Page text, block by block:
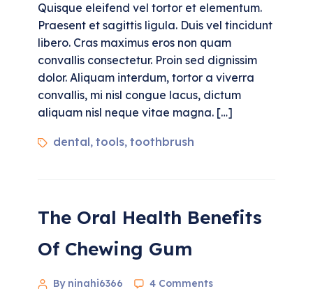
Quisque eleifend vel tortor et elementum.
Praesent et sagittis ligula. Duis vel tincidunt
libero. Cras maximus eros non quam
convallis consectetur. Proin sed dignissim
dolor. Aliquam interdum, tortor a viverra
convallis, mi nisl congue lacus, dictum
aliquam nisl neque vitae magna. […]
dental,tools,toothbrush
The Oral Health Benefits
Of Chewing Gum
By ninahi6366 4 Comments